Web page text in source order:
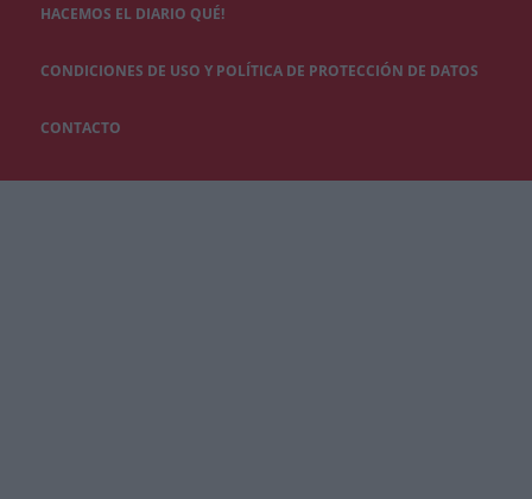
HACEMOS EL DIARIO QUÉ!
CONDICIONES DE USO Y POLÍTICA DE PROTECCIÓN DE DATOS
CONTACTO